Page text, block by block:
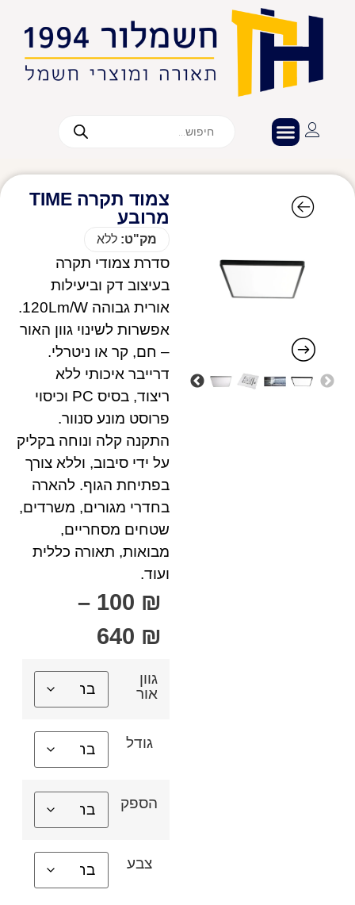
צמוד תקרה TIME
מרובע
מק"ט: ללא
סדרת צמודי תקרה
בעיצוב דק וביעילות
אורית גבוהה 120Lm/W.
אפשרות לשינוי גוון האור
– חם, קר או ניטרלי.
דרייבר איכותי ללא
ריצוד, בסיס PC וכיסוי
פרוסט מונע סנוור.
התקנה קלה ונוחה בקליק
על ידי סיבוב, וללא צורך
בפתיחת הגוף. להארה
בחדרי מגורים, משרדים,
שטחים מסחריים,
מבואות, תאורה כללית
ועוד.
100 ₪
–
640 ₪
גוון
אור
גודל
הספק
צבע